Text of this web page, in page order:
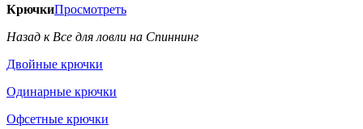
КрючкиПросмотреть
Назад к Все для ловли на Спиннинг
Двойные крючки
Одинарные крючки
Офсетные крючки